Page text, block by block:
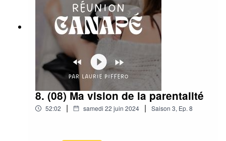
8. (08) Ma vision de la parentalité
52:02 | samedi 22 juin 2024 | Saison 3, Ep. 8